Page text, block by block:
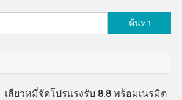
สำหรับ:
เสียวหมี่จัดโปรแรงรับ 8.8 พร้อมเนรมิต